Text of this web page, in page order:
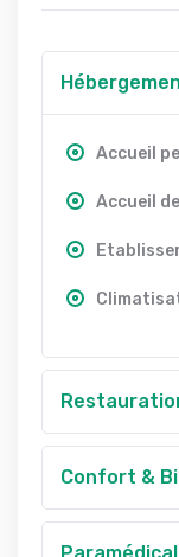
Accueil
Accueil
Confort &